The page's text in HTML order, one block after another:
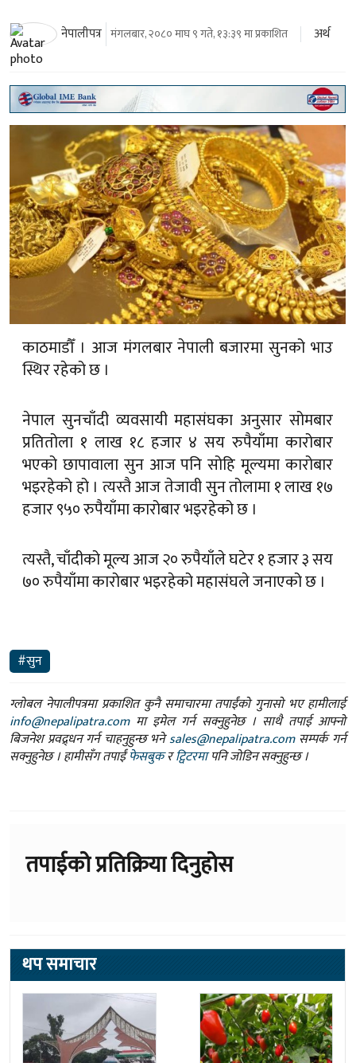
काठमाडौँ । आज मंगलबार नेपाली बजारमा सुनको भाउ
स्थिर रहेको छ ।
नेपाल सुनचाँदी व्यवसायी महासंघका अनुसार सोमबार
भएको छापावाला सुन आज पनि सोहि मूल्यमा कारोबार
भइरहेको हो । त्यस्तै आज तेजावी सुन तोलामा १ लाख १७
हजार ९५० रुपैयाँमा कारोबार भइरहेको छ ।
त्यस्तै, चाँदीको मूल्य आज २० रुपैयाँले घटेर १ हजार ३ सय
ग्लोबल नेपालीपत्रमा प्रकाशित कुनै समाचारमा तपाईंको गुनासो भए हामीलाई
info@nepalipatra.com
सक्नुहुनेछ । हामीसँग तपाईंफेसबुकरट्विटरमापनि जोडिन सक्नुहुन्छ ।